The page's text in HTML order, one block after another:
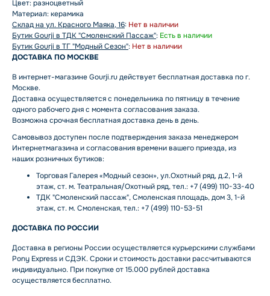
Цвет: разноцветный
Материал: керамика
Склад на ул. Красного Маяка, 16: Нет в наличии
Бутик Gourji в ТДК "Смоленский Пассаж": Есть в наличии
Бутик Gourji в ТГ "Модный Сезон": Нет в наличии
ДОСТАВКА ПО МОСКВЕ
В интернет-магазине Gourji.ru действует бесплатная доставка по г.
Москве.
Доставка осуществляется с понедельника по пятницу в течение
одного рабочего дня с момента согласования заказа.
Возможна срочная бесплатная доставка день в день.
Самовывоз доступен после подтверждения заказа менеджером
Интернетмагазина и согласования времени вашего приезда, из
наших розничных бутиков:
Торговая Галерея «Модный сезон», ул.Охотный ряд, д.2, 1-й
этаж, ст. м. Театральная/Охотный ряд, тел.: +7 (499) 110-33-40
ТДК "Смоленский пассаж", Смоленская площадь, дом 3, 1-й
этаж, ст. м. Смоленская, тел.: +7 (499) 110-53-51
ДОСТАВКА ПО РОССИИ
Доставка в регионы России осуществляется курьерскими службами
Pony Express и СДЭК. Сроки и стоимость доставки рассчитываются
индивидуально. При покупке от 15.000 рублей доставка
осуществляется бесплатно.